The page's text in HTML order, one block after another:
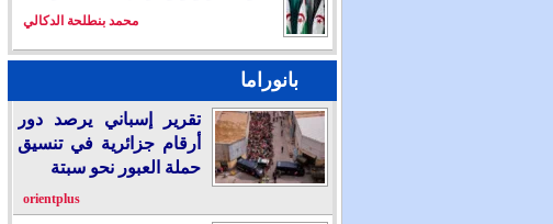
محمد بنطلحة الدكالي
بانوراما
تقرير إسباني يرصد دور
أرقام جزائرية في تنسيق
حملة العبور نحو سبتة
orientplus